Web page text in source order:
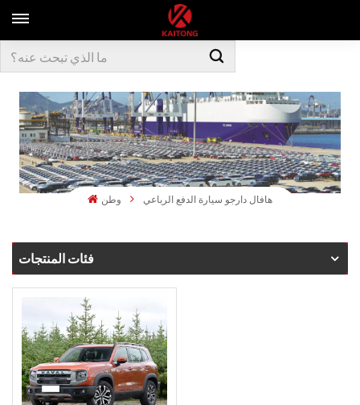
وطن هافال دارجو سيارة الدفع الرباعي
فئات المنتجات